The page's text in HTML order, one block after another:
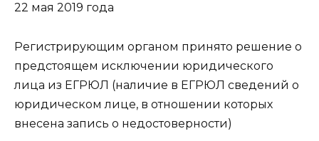
22 мая 2019 года
Регистрирующим органом принято решение о
предстоящем исключении юридического
лица из ЕГРЮЛ (наличие в ЕГРЮЛ сведений о
юридическом лице, в отношении которых
внесена запись о недостоверности)